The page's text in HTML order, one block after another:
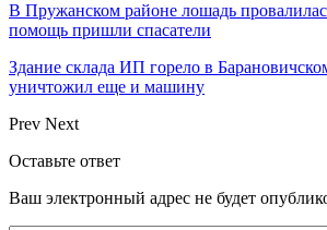
В Пружанском районе лошадь
помощь пришли спасатели
Здание склада ИП горело в
уничтожил еще и машину
Prev Next
Оставьте ответ
Ваш электронный адрес не будет